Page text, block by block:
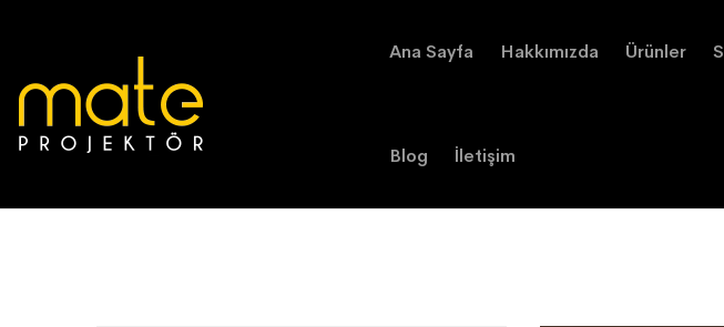
Ana Sayfa Hakkımızda Ürünler
Blog İletişim